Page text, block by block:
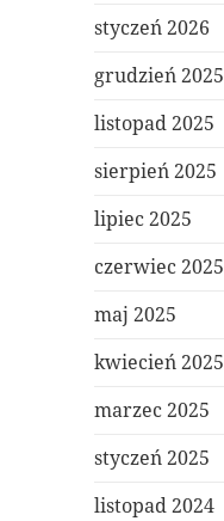
styczeń 2026
grudzień 2025
listopad 2025
sierpień 2025
lipiec 2025
czerwiec 2025
maj 2025
kwiecień 2025
marzec 2025
styczeń 2025
listopad 2024